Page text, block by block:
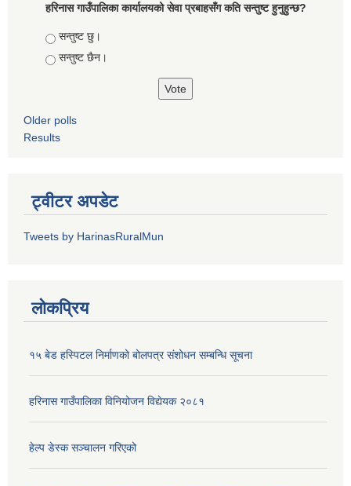
हरिनास गाउँपालिका कार्यालयको सेवा प्रबाहसँग कति सन्तुष्ट हुनुहुन्छ?
Choices
सन्तुष्ट छु।
सन्तुष्ट छैन।
Older polls
Results
ट्वीटर अपडेट
Tweets by HarinasRuralMun
लोकप्रिय
१५ बेड हस्पिटल निर्माणको बोलपत्र संशोधन सम्बन्धि सूचना
हरिनास गाउँपालिका विनियोजन विद्येयक २०८१
हेल्प डेस्क सञ्‍चालन गरिएको